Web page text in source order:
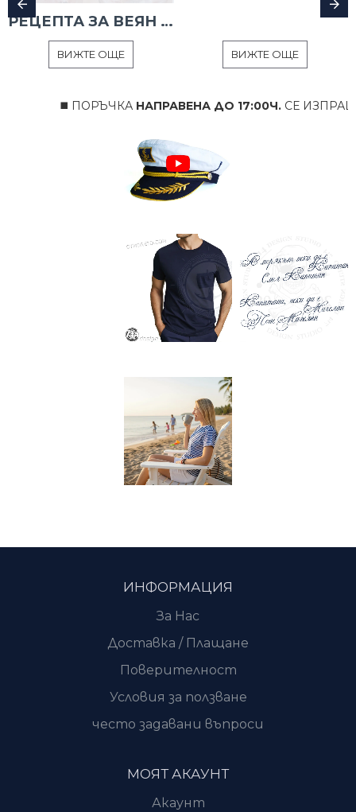
РЕЦЕПТА ЗА ВЕЯН ПАЛАМУД
ВИЖТЕ ОЩЕ ВИЖТЕ ОЩЕ
◼️ ПОРЪЧКА НАПРАВЕНА ДО 17:00Ч.СЕ ИЗПРАЩА
ИНФОРМАЦИЯ
За Нас
Доставка / Плащане
Поверителност
Условия за ползване
често задавани въпроси
МОЯТ АКАУНТ
Акаунт